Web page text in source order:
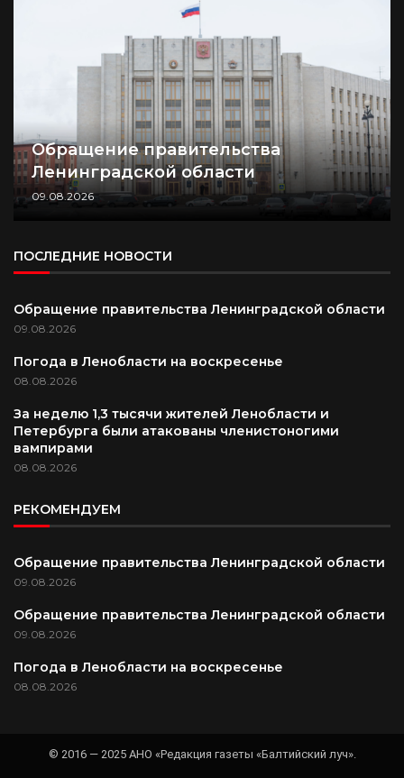
Обращение правительства
Ленинградской области
09.08.2026
ПОСЛЕДНИЕ НОВОСТИ
Обращение правительства Ленинградской области
09.08.2026
Погода в Ленобласти на воскресенье
08.08.2026
За неделю 1,3 тысячи жителей Ленобласти и
Петербурга были атакованы членистоногими
вампирами
08.08.2026
РЕКОМЕНДУЕМ
Обращение правительства Ленинградской области
09.08.2026
Обращение правительства Ленинградской области
09.08.2026
Погода в Ленобласти на воскресенье
08.08.2026
© 2016 — 2025 АНО «Редакция газеты «Балтийский луч».